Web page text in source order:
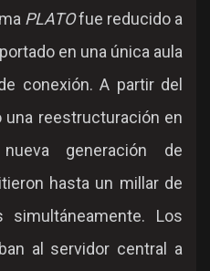
PLATOfue reducido a
en una única aula
conexión. A partir del
reestructuración en
generación de
hasta un millar de
simultáneamente. Los
al servidor central a